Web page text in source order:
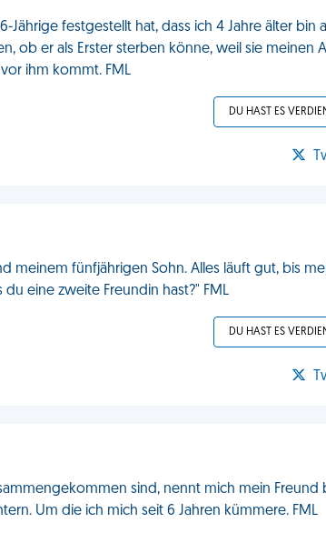
festgestellt hat, dass ich 4 Jahre älter bin
ob er als Erster sterben könne, weil sie meinen
ihm kommt. FML
DU HAST ES
meinem fünfjährigen Sohn. Alles läuft gut, bis
eine zweite Freundin hast?" FML
DU HAST ES
sind, nennt mich mein
Um die ich mich seit 6 Jahren kümmere. FML